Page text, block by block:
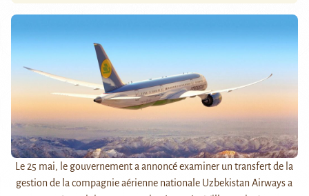
Le 25 mai, le gouvernement a annoncé examiner un transfert de la
gestion de la compagnie aérienne nationale Uzbekistan Airways a